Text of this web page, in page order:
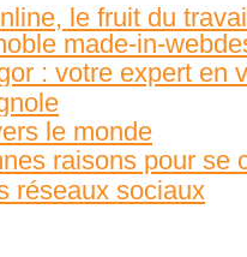
le fruit du
made-in-
: votre expert en
le monde
raisons pour se
réseaux sociaux